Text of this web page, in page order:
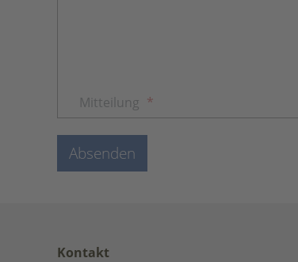
Mitteilung *
Absenden
Kontakt